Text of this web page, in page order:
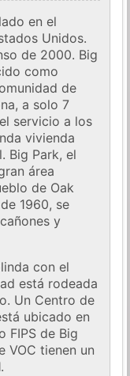
en el
Unidos.
de 2000. Big
como
de
a solo 7
servicio a los
vivienda
Big Park, el
área
de Oak
1960, se
y
con el
está rodeada
Un Centro de
ubicado en
FIPS de Big
VOC tienen un